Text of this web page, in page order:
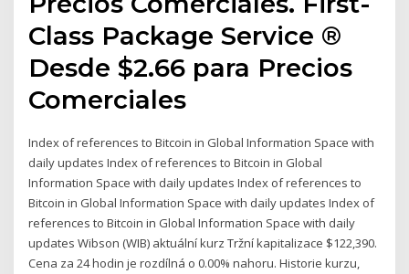
Class Package Service ®
Desde $2.66 para Precios
Comerciales
Index of references to Bitcoin in Global Information Space with
daily updates Index of references to Bitcoin in Global
Information Space with daily updates Index of references to
Bitcoin in Global Information Space with daily updates Index of
references to Bitcoin in Global Information Space with daily
updates Wibson (WIB) aktuální kurz Tržní kapitalizace $122,390.
Cena za 24 hodin je rozdílná o 0.00% nahoru. Historie kurzu,